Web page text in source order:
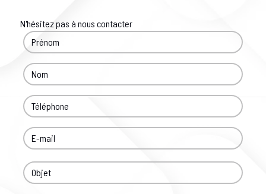
N'hésitez pas à nous contacter